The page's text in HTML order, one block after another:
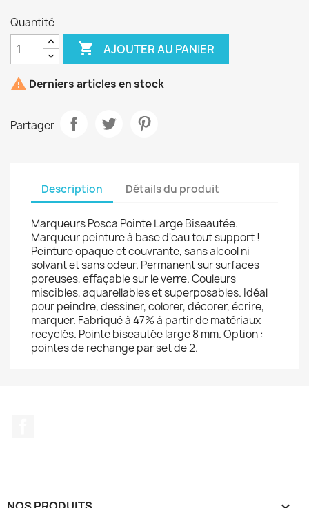
Quantité
 AJOUTER AU PANIER
 Derniers articles en stock
Partager
Description Détails du produit
Marqueurs Posca Pointe Large Biseautée.
Marqueur peinture à base d'eau tout support !
Peinture opaque et couvrante, sans alcool ni
solvant et sans odeur. Permanent sur surfaces
poreuses, effaçable sur le verre. Couleurs
miscibles, aquarellables et superposables. Idéal
pour peindre, dessiner, colorer, décorer, écrire,
marquer. Fabriqué à 47% à partir de matériaux
recyclés. Pointe biseautée large 8 mm. Option :
pointes de rechange par set de 2.